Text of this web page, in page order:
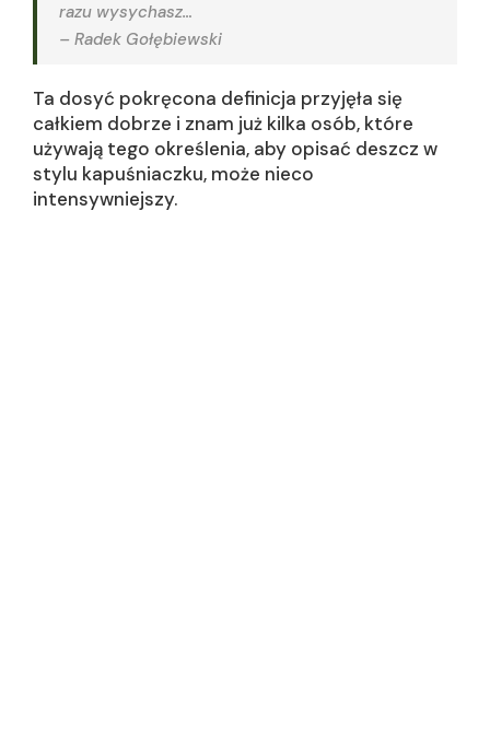
razu wysychasz…
– Radek Gołębiewski
Ta dosyć pokręcona definicja przyjęła się
całkiem dobrze i znam już kilka osób, które
używają tego określenia, aby opisać deszcz w
stylu kapuśniaczku, może nieco
intensywniejszy.